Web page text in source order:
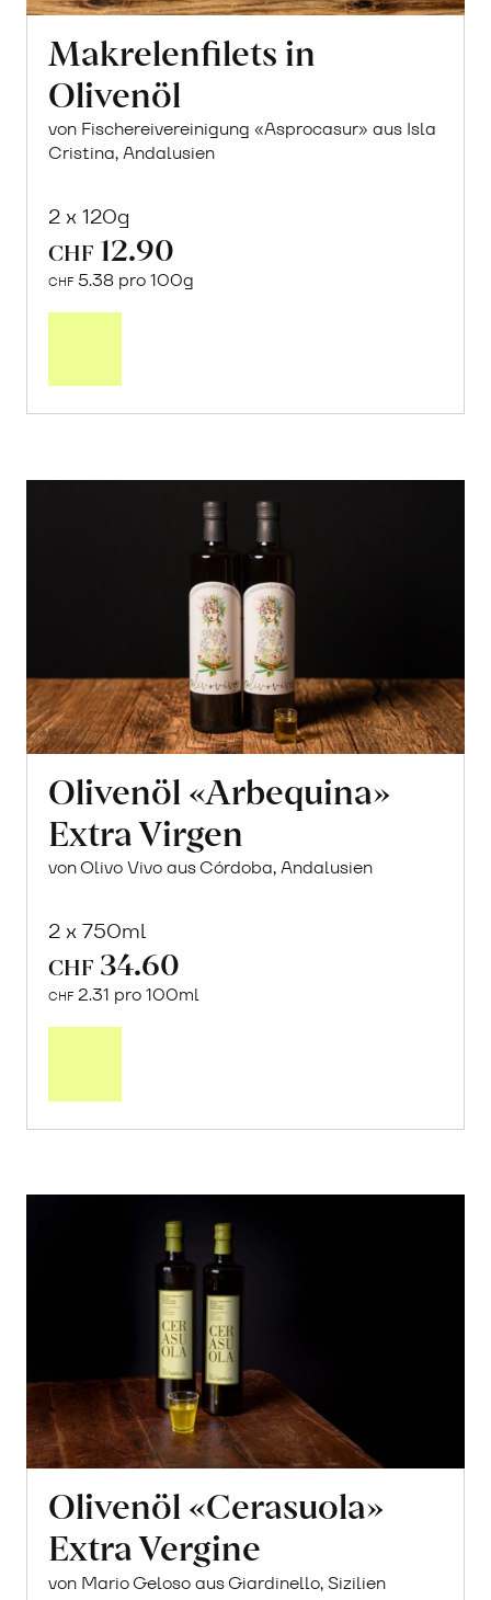
Makrelenfilets in
Olivenöl
von Fischereivereinigung «Asprocasur» aus Isla
Cristina, Andalusien
2 x 120g
CHF 12.90
CHF 5.38 pro 100g
Olivenöl «Arbequina»
Extra Virgen
von Olivo Vivo aus Córdoba, Andalusien
2 x 750ml
CHF 34.60
CHF 2.31 pro 100ml
Olivenöl «Cerasuola»
Extra Vergine
von Mario Geloso aus Giardinello, Sizilien